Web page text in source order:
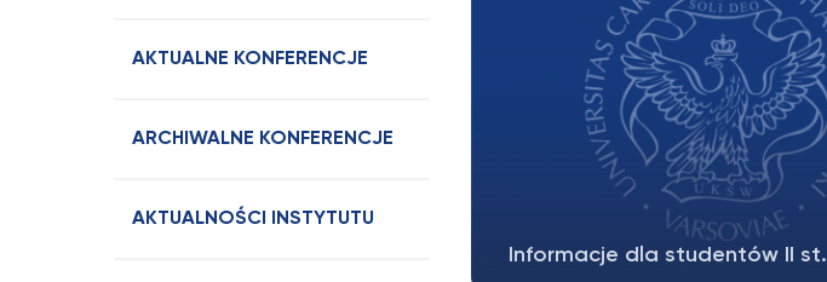
AKTUALNE KONFERENCJE
ARCHIWALNE KONFERENCJE
AKTUALNOŚCI INSTYTUTU
Informacje dla studentów II st.